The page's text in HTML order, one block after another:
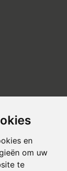
en
om uw
te